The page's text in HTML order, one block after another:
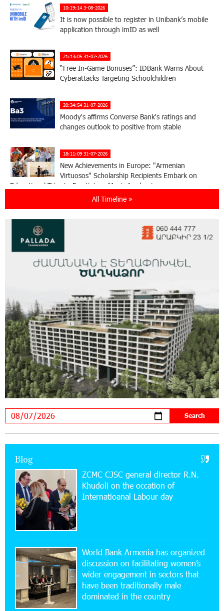
10:19:14 3-08-2026
It is now possible to register in Unibank’s mobile
application through imID as well
21:13:05 31-07-2026
“Free In-Game Bonuses”: IDBank Warns About
Cyberattacks Targeting Schoolchildren
20:34:54 31-07-2026
Moody's affirms Converse Bank's ratings and
changes outlook to positive from stable
18:11:09 31-07-2026
New Achievements in Europe: "Armenian
Virtuosos" Scholarship Recipients Embark on
Educational Trips to Prestigious Music Academies
Rate.Trading Platform at Seaside Startup
Summit: IDBank Introduces an Innovative
Solution
14:34:49 29-07-2026
Supported by IDBank
11:59:57 28-07-2026
Ucom’s Sales and Service Center Reopens at
24/2 Shahumyan Street in Ararat
19:04:38 23-07-2026
Scholarship recipients of the “Armenian
Virtuosos” Program participated in the Järvi
Academy and Pärnu Music Festival in Estonia, representing
Armenia on the international stage
20:56:14 22-07-2026
New Financial Skills at the Davidbek Games:
Idram&IDBank
CashIn Services at AraratBank ATMs: Fast,
Simple, and Secure
16:29:04 20-07-2026
Ucom Sales and Service Center Reopens at 3/47
Yerevanyan Street in Yeghvard
All Timeline »
Blog
ZCMC CJSC general director R.N.
Khudoli on the օccation of
Internatioanal Labour day
World Bank Armenia has organized
discussion on facilitating women’s
wider engagement in sectors that
have been traditionally male
dominated in the country